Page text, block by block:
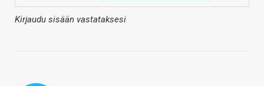
Kirjaudu sisään vastataksesi